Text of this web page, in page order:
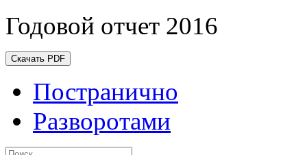
Годовой отчет 2016
Скачать PDF
Постранично
Разворотами